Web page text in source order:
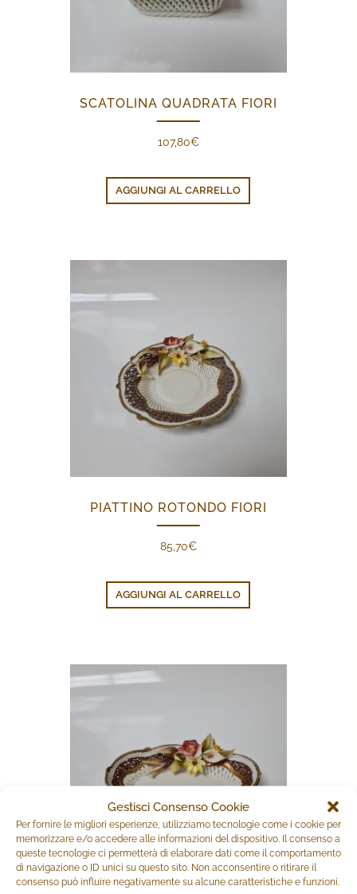
Gestisci Consenso Cookie
Per fornire le migliori esperienze, utilizziamo tecnologie come i cookie per
memorizzare e/o accedere alle informazioni del dispositivo. Il consenso a
queste tecnologie ci permetterà di elaborare dati come il comportamento
di navigazione o ID unici su questo sito. Non acconsentire o ritirare il
consenso può influire negativamente su alcune caratteristiche e funzioni.
SCATOLINA QUADRATA FIORI
107,80€
AGGIUNGI AL CARRELLO
PIATTINO ROTONDO FIORI
85,70€
AGGIUNGI AL CARRELLO